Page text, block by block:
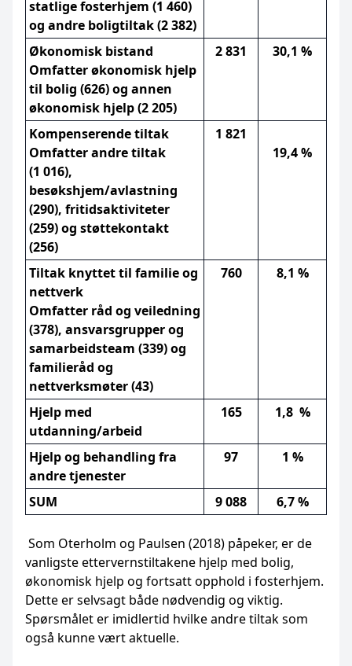
statlige fosterhjem (1 460)
og andre boligtiltak (2 382)
Økonomisk bistand
Omfatter økonomisk hjelp
til bolig (626) og annen
økonomisk hjelp (2 205)
2 831 30,1 %
Kompenserende tiltak
Omfatter andre tiltak
(1 016),
besøkshjem/avlastning
(290), fritidsaktiviteter
(259) og støttekontakt
(256)
1 821
19,4 %
Tiltak knyttet til familie og
nettverk
Omfatter råd og veiledning
(378), ansvarsgrupper og
samarbeidsteam (339) og
familieråd og
nettverksmøter (43)
760 8,1 %
Hjelp med
utdanning/arbeid
165 1,8 %
Hjelp og behandling fra
andre tjenester
97 1 %
SUM 9 088 6,7 %
Som Oterholm og Paulsen (2018) påpeker, er de
vanligste ettervernstiltakene hjelp med bolig,
økonomisk hjelp og fortsatt opphold i fosterhjem.
Dette er selvsagt både nødvendig og viktig.
Spørsmålet er imidlertid hvilke andre tiltak som
også kunne vært aktuelle.